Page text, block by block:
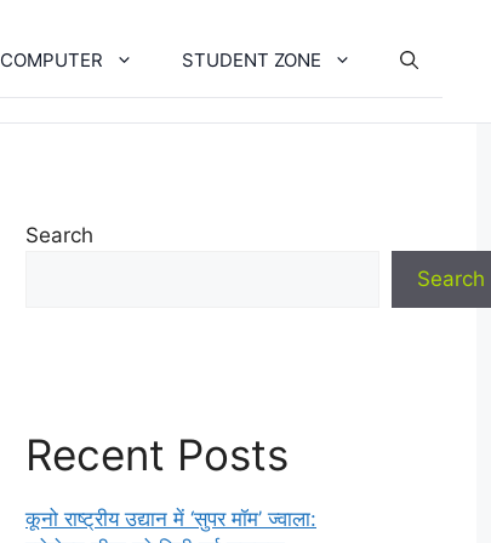
COMPUTER STUDENT ZONE
Search
Search
Recent Posts
कूनो राष्ट्रीय उद्यान में ‘सुपर मॉम’ ज्वाला: